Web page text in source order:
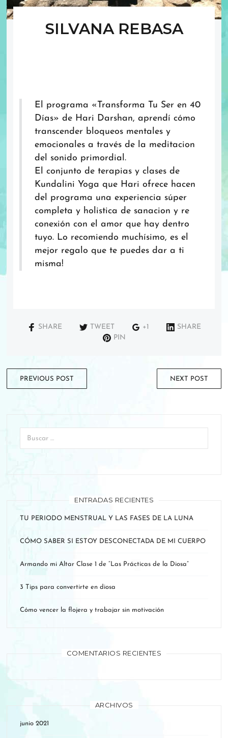
SILVANA REBASA
El programa «Transforma Tu Ser en 40
Días» de Hari Darshan, aprendí cómo
transcender bloqueos mentales y
emocionales a través de la meditacion
del sonido primordial.
El conjunto de terapias y clases de
Kundalini Yoga que Hari ofrece hacen
del programa una experiencia súper
completa y holistica de sanacion y re
conexión con el amor que hay dentro
tuyo. Lo recomiendo muchísimo, es el
mejor regalo que te puedes dar a ti
misma!
SHARE TWEET +1
SHARE
PIN
PREVIOUS POST NEXT POST
ENTRADAS RECIENTES
TU PERIODO MENSTRUAL Y LAS FASES DE LA LUNA
CÓMO SABER SI ESTOY DESCONECTADA DE MI CUERPO
Armando mi Altar Clase 1 de “Las Prácticas de la Diosa”
3 Tips para convertirte en diosa
Cómo vencer la flojera y trabajar sin motivación
COMENTARIOS RECIENTES
ARCHIVOS
junio 2021